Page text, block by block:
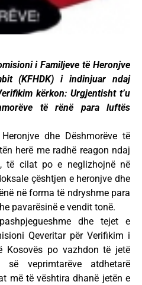
i Familjeve të Heronjve
(KFHDK) i indinjuar ndaj
kërkon: Urgjentisht t’u
të rënë para luftës
dhe Dëshmorëve të
herë me radhë reagon ndaj
të cilat po e neglizhojnë në
çështjen e heronjve dhe
në forma të ndryshme para
pavarësinë e vendit tonë.
dhe tejet e
Qeveritar për Verifikim i
Kosovës po vazhdon të jetë
veprimtarëve atdhetarë
më të vështira dhanë jetën e